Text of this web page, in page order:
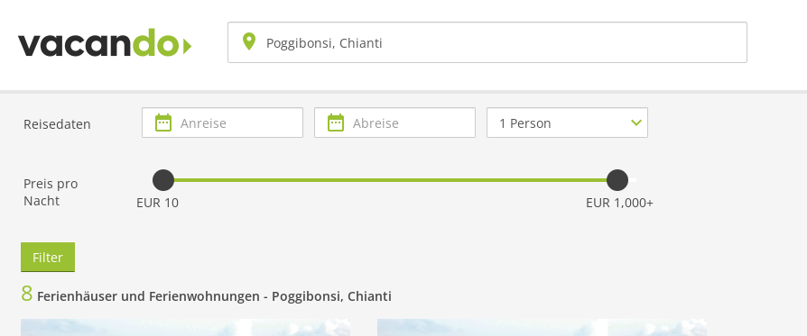
Reisedaten Anreise Abreise
Anzahl
Personen
Preis pro
Nacht
EUR 10 EUR 1,000+
Filter
8 Ferienhäuser und Ferienwohnungen - Poggibonsi, Chianti